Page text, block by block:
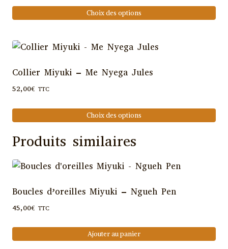
options
peuvent
choisies
la
page
prix :
9,00€
10,00€
Choix des options
produit
plusieurs
Les
options
peuvent
être
choisies
sur
page
du
Collier Miyuki – Me Nyega Jules
52,00€ TTC
Choix des options
produit
plusieurs
Les
options
peuvent
être
Produits similaires
Boucles d’oreilles Miyuki – Ngueh Pen
45,00€ TTC
Ajouter au panier